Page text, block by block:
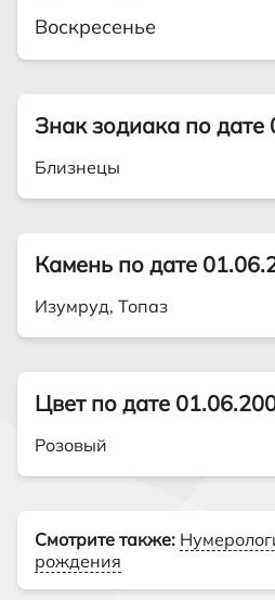
Воскресенье
Знак зодиака по дате
Близнецы
Камень по дате
Изумруд, Топаз
Цвет по дате
Розовый
Смотрите также:
рождения